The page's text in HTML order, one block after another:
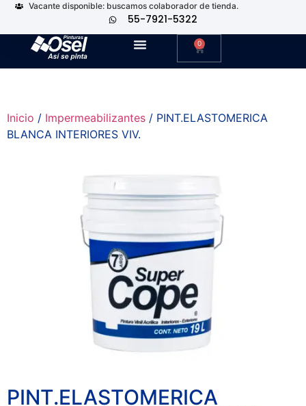
Vacante disponible: buscamos colaborador de tienda.
55-7921-5322
0
Inicio / Impermeabilizantes / PINT.ELASTOMERICA
BLANCA INTERIORES VIV.
PINT.ELASTOMERICA